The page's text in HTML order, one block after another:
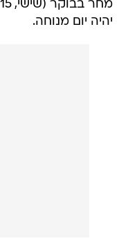
יהיה יום מנוחה.